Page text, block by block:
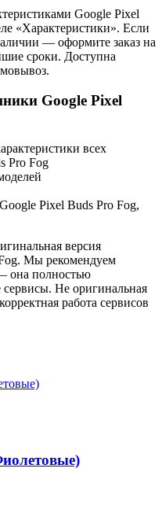
Google Pixel
«Характеристики». Если
— оформите заказ на
сроки. Доступна
Google Pixel
всех
Pro Fog
Pixel Buds Pro Fog,
версия
Мы рекомендуем
она полностью
сервисы. Не оригинальная
работа сервисов